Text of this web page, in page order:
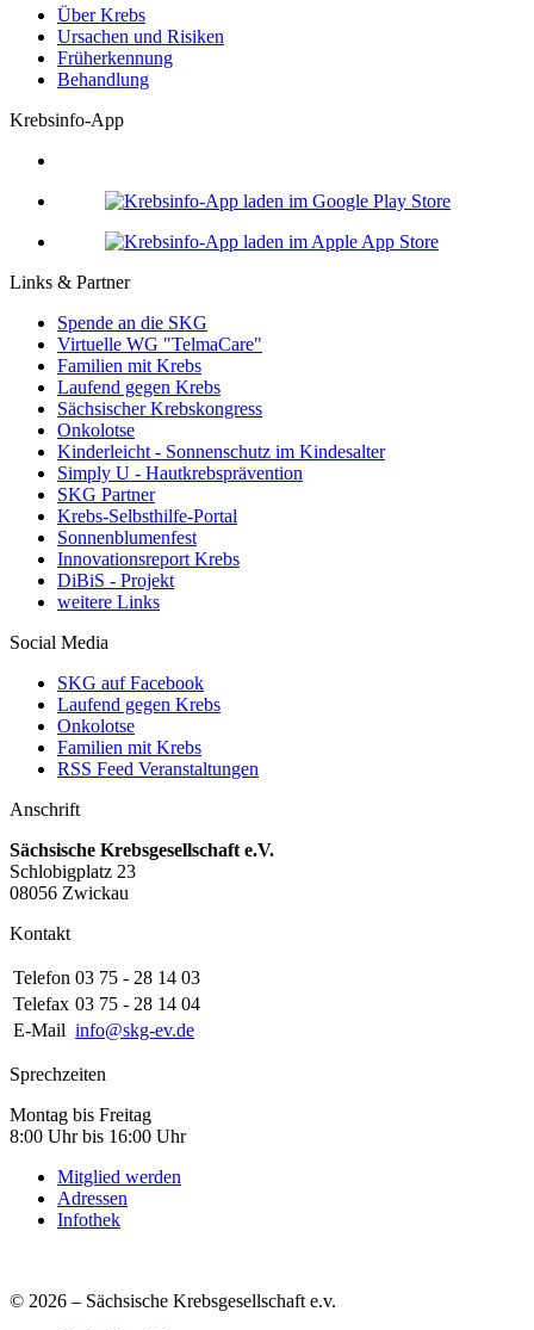
Über Krebs
Ursachen und Risiken
Früherkennung
Behandlung
Krebsinfo-App
Links & Partner
Spende an die SKG
Virtuelle WG "TelmaCare"
Familien mit Krebs
Laufend gegen Krebs
Sächsischer Krebskongress
Onkolotse
Kinderleicht - Sonnenschutz im Kindesalter
Simply U - Hautkrebsprävention
SKG Partner
Krebs-Selbsthilfe-Portal
Sonnenblumenfest
Innovationsreport Krebs
DiBiS - Projekt
weitere Links
Social Media
SKG auf Facebook
Laufend gegen Krebs
Onkolotse
Familien mit Krebs
RSS Feed Veranstaltungen
Anschrift
Sächsische Krebsgesellschaft e.V.
Schlobigplatz 23
08056 Zwickau
Kontakt
Telefon 03 75 - 28 14 03
Telefax 03 75 - 28 14 04
E-Mail info@skg-ev.de
Sprechzeiten
Montag bis Freitag
8:00 Uhr bis 16:00 Uhr
Mitglied werden
Adressen
Infothek
© 2026 – Sächsische Krebsgesellschaft e.v.